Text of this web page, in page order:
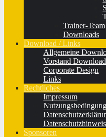
Trainer-Team
Downloads
Download / Links
Allgemeine
Vorstand
Corporate Design
Links
Rechtliches
Impressum
Sponsoren